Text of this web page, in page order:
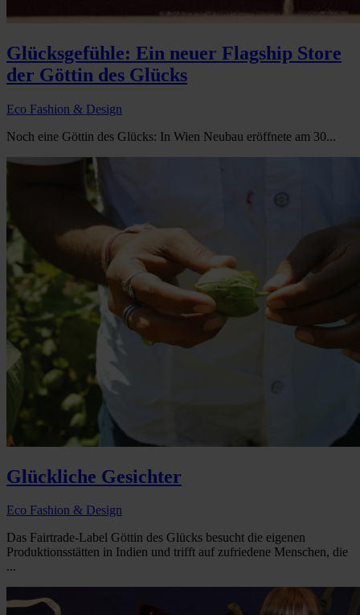
Glücksgefühle: Ein neuer Flagship Store
der Göttin des Glücks
Eco Fashion & Design
Noch eine Göttin des Glücks: In Wien Neubau eröffnete am 30...
Glückliche Gesichter
Eco Fashion & Design
Das Fairtrade-Label Göttin des Glücks besucht die eigenen
Produktionsstätten in Indien und trifft auf zufriedene Menschen, die
...